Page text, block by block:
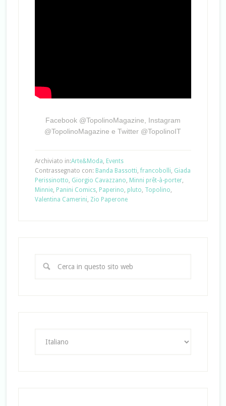
Facebook @TopolinoMagazine, Instagram
@TopolinoMagazine e Twitter @TopolinoIT
Archiviato in:Arte&Moda, Events
Contrassegnato con: Banda Bassotti, francobolli, Giada
Perissinotto, Giorgio Cavazzano, Minni prêt-à-porter,
Minnie, Panini Comics, Paperino, pluto, Topolino,
Valentina Camerini, Zio Paperone